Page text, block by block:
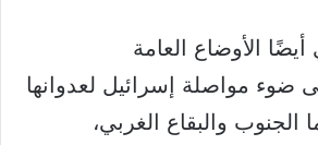
الأوضاع العامة
ضوء مواصلة إسرائيل لعدوانها
الجنوب والبقاع الغربي،